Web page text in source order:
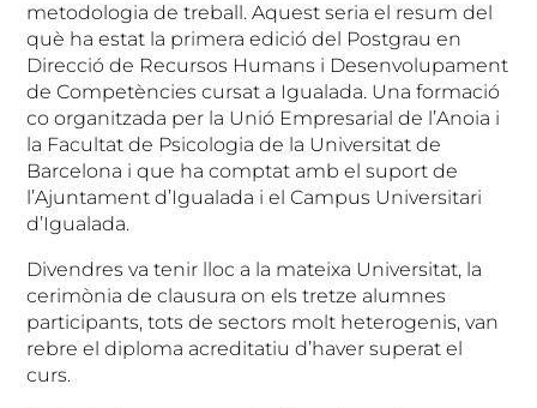
metodologia de treball. Aquest seria el resum del
què ha estat la primera edició del Postgrau en
Direcció de Recursos Humans i Desenvolupament
de Competències cursat a Igualada. Una formació
co organitzada per la Unió Empresarial de l’Anoia i
la Facultat de Psicologia de la Universitat de
Barcelona i que ha comptat amb el suport de
l’Ajuntament d’Igualada i el Campus Universitari
d’Igualada.
Divendres va tenir lloc a la mateixa Universitat, la
cerimònia de clausura on els tretze alumnes
participants, tots de sectors molt heterogenis, van
rebre el diploma acreditatiu d’haver superat el
curs.